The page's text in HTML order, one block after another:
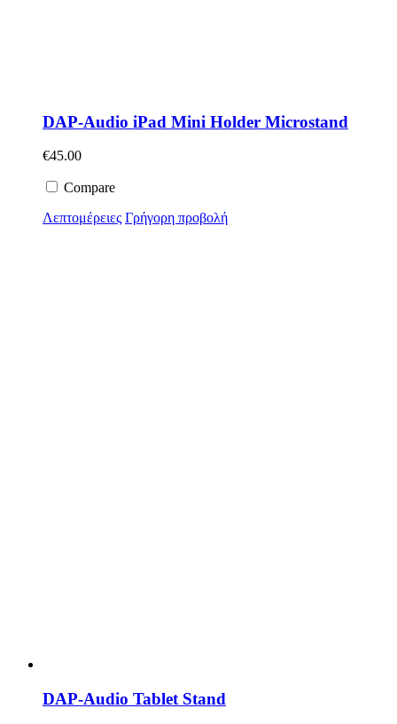
DAP-Audio iPad Mini Holder Microstand
€45.00
Compare
Λεπτομέρειες Γρήγορη προβολή
DAP-Audio Tablet Stand